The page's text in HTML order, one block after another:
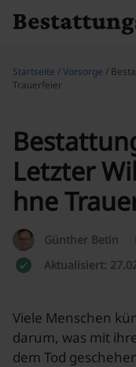
Startseite /Vorsorge /
Trauerfeier
Letzter
hne
Günther Betin
Aktualisiert:
Viele Menschen
darum, was mit
dem Tod